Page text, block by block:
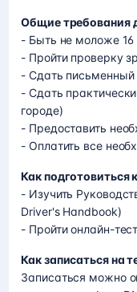
Общие требования
- Быть не моложе 16
- Пройти проверку
- Сдать письменный
- Сдать
городе)
- Предоставить
- Оплатить все
Как подготовиться
- Изучить
Driver's Handbook)
- Пройти онлайн-
Как записаться на
Записаться можно